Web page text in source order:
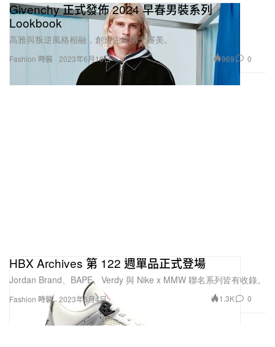
Fashion 時裝
Givenchy 正式發佈 2024 早春男裝系列
Lookbook
高雅與叛逆風格相融，創造先鋒男士審美。
2023年6月10日 969 0
Fashion 時裝
HBX Archives 第 122 週單品正式登場
Jordan Brand、BAPE、Verdy 與 Nike x MMW 聯名系列皆有收錄。
2023年6月4日 1.3K 0